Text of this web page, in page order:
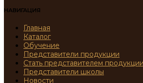
НАВИГАЦИЯ
Главная
Каталог
Обучение
Представители продукции
Стать представителем продукции
Представители школы
Новости